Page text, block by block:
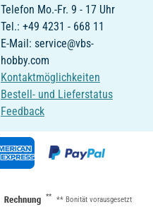
Telefon Mo.-Fr. 9 - 17 Uhr
Tel.: +49 4231 - 668 11
E-Mail: service@vbs-
hobby.com
Kontaktmöglichkeiten
Bestell- und Lieferstatus
Feedback
** ** Bonität vorausgesetzt